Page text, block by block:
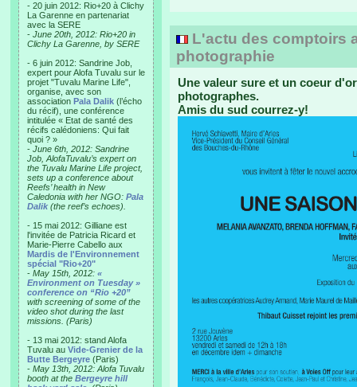
- 20 juin 2012: Rio+20 à Clichy
La Garenne en partenariat
avec la SERE
- June 20th, 2012: Rio+20 in
Clichy La Garenne, by SERE
- 6 juin 2012: Sandrine Job,
expert pour Alofa Tuvalu sur le
projet "Tuvalu Marine Life",
organise, avec son
association Pala Dalik (l’écho
du récif), une conférence
intitulée « Etat de santé des
récifs calédoniens: Qui fait
quoi ? »
- June 6th, 2012: Sandrine
Job, AlofaTuvalu’s expert on
the Tuvalu Marine Life project,
sets up a conference about
Reefs’ health in New
Caledonia with her NGO: Pala
Dalik (the reef’s echoes).
- 15 mai 2012: Gilliane est
l'invitée de Patricia Ricard et
Marie-Pierre Cabello aux
Mardis de l'Environnement
spécial "Rio+20"
- May 15th, 2012: «
Environment on Tuesday »
conference on “Rio +20”
with screening of some of the
video shot during the last
missions. (Paris)
- 13 mai 2012: stand Alofa
Tuvalu au Vide-Grenier de la
Butte Bergeyre (Paris)
- May 13th, 2012: Alofa Tuvalu
booth at the Bergeyre hill
L'actu des comptoirs
photographie
Une valeur sure et un coeur
photographes.
Amis du sud courrez-y!